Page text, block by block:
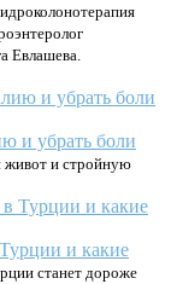
Евлашева.
и убрать боли
живот и стройную
и какие
станет дороже